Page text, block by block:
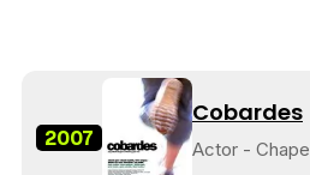
2007
Cobardes
Actor - Chape